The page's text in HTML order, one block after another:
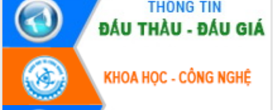
chuyển đổi số cho cán bộ, công chức
cấp xã
Đắk Lắk phát động hưởng ứng Ngày
Quyền của người tiêu dùng Việt Nam
2026
Đẩy mạnh cải cách hành chính, quyết
tâm đạt được mục tiêu tăng trưởng
hai con số trong năm 2026